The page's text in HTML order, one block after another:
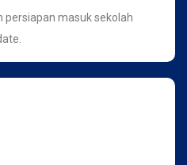
masuk sekolah